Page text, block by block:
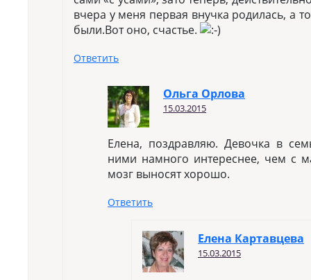
вчера у меня первая внучка родилась, а
были.Вот оно, счастье.
Ответить
Ольга Орлова
15.03.2015
Елена, поздравляю. Девочка в
ними намного интереснее, чем с
мозг выносят хорошо.
Ответить
Елена Картавцева
15.03.2015